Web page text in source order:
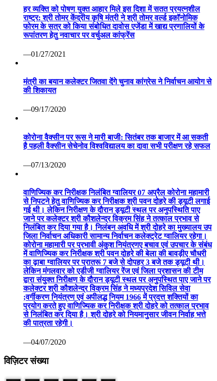
हर व्यक्ति को पोषण युक्त आहार मिले इस दिशा में सतत प्रयत्नशील
राष्ट्र: श्री तोमर केंद्रीय कृषि मंत्री ने श्री तोमर वर्ल्ड इकॉनोमिक
फोरम के सत्र को किया संबोधित दावोस एजेंडा में खाद्य प्रणालियों के
रूपांतरण हेतु नवाचार पर वर्चुअल कांफ्रेंस
—01/27/2021
मंत्री का बयान कलेक्टर जितवा देंगे चुनाव कांग्रेस ने निर्वाचन आयोग से
की शिकायत
—09/17/2020
कोरोना वैक्सीन पर रूस ने मारी बाजी: सितंबर तक बाजार में आ सकती
है पहली वैक्सीन सेचेनोव विश्वविद्यालय का दावा सभी परीक्षण रहे सफल
—07/13/2020
वाणिज्यिक कर निरीक्षक निलंबित ग्वालियर 07 अप्रैल कोरोना महामारी
से निपटने हेतु वाणिज्यिक कर निरीक्षक श्री पवन दोहरे की ड्यूटी लगाई
गई थी। लेकिन निरीक्षण के दौरान ड्यूटी स्थल पर अनुपस्थिति पाए
जाने पर कलेक्टर श्री कौशलेन्द्र विक्रम सिंह ने तत्काल प्रभाव से
निलंबित कर दिया गया है। निलंबन अवधि में श्री दोहरे का मुख्यालय उप
जिला निर्वाचन अधिकारी सामान्य निर्वाचन कलेक्ट्रेट ग्वालियर रहेगा।
कोरोना महामारी पर प्रभावी अंकुश नियंत्रणए बचाव एवं उपचार के संबंध
में वाणिज्यिक कर निरीक्षक श्री पवन दोहरे की बेला की बावड़ीए चौधरी
का ढ़ाबा ग्वालियर पर प्रातरू 7 बजे से दोपहर 3 बजे तक ड्यूटी थी।
लेकिन मंगलवार को एडीजी ग्वालियर रेंज एवं जिला प्रशासन की टीम
द्वारा संयुक्त निरीक्षण के दौरान ड्यूटी स्थल पर अनुपस्थित पाए जाने पर
कलेक्टर श्री कौशलेन्द्र विक्रम सिंह ने मध्यप्रदेश सिविल सेवा
;वर्गीकरण नियंत्रण एवं अपीलद्ध नियम 1966 में प्रदत्त शक्तियों का
प्रयोग करते हुए वाणिज्यिक कर निरीक्षक श्री दोहरे को तत्काल प्रभाव
से निलंबित कर दिया है। श्री दोहरे को नियमानुसार जीवन निर्वाह भत्ते
की पात्रता रहेगी।
—04/07/2020
विज़िटर संख्या